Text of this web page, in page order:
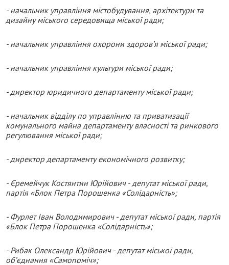
- начальник управління містобудування, архітектури та
дизайну міського середовища міської ради;
- начальник управління охорони здоров’я міської ради;
- начальник управління культури міської ради;
- директор юридичного департаменту міської ради;
- начальник відділу по управлінню та приватизації
комунального майна департаменту власності та ринкового
регулювання міської ради;
- директор департаменту економічного розвитку;
- Єремейчук Костянтин Юрійович - депутат міської ради,
партія «Блок Петра Порошенка «Солідарність»;
- Фурлет Іван Володимирович - депутат міської ради, партія
«Блок Петра Порошенка «Солідарність»;
- Рибак Олександр Юрійович - депутат міської ради,
об’єднання «Самопоміч»;